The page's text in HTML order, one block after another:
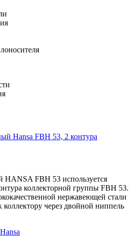
FBH 53 используется
коллекторной группы FBH 53.
нержавеющей стали
через двойной ниппель